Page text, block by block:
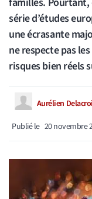
série d’études
une écrasante
ne respecte pas
risques bien réels
Aurélien
Publié le 20 novembre